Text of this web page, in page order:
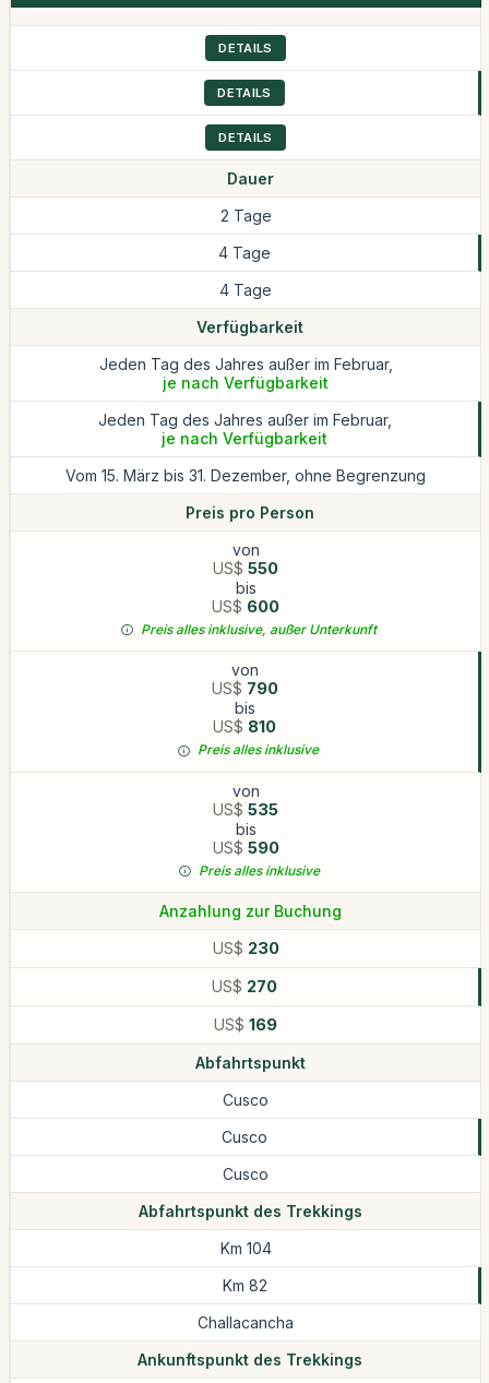
DETAILS
DETAILS
DETAILS
Dauer
2 Tage
4 Tage
4 Tage
Verfügbarkeit
Jeden Tag des Jahres außer im Februar,
je nach Verfügbarkeit
Jeden Tag des Jahres außer im Februar,
je nach Verfügbarkeit
Vom 15. März bis 31. Dezember, ohne Begrenzung
Preis pro Person
von
US$ 550
bis
US$ 600
Preis alles inklusive, außer Unterkunft
von
US$ 790
bis
US$ 810
Preis alles inklusive
von
US$ 535
bis
US$ 590
Preis alles inklusive
Anzahlung zur Buchung
US$ 230
US$ 270
US$ 169
Abfahrtspunkt
Cusco
Cusco
Cusco
Abfahrtspunkt des Trekkings
Km 104
Km 82
Challacancha
Ankunftspunkt des Trekkings